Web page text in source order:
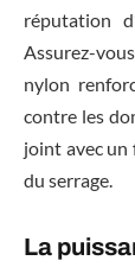
réputation
Assurez-
nylon
contre les
joint avec un
du serrage.
La